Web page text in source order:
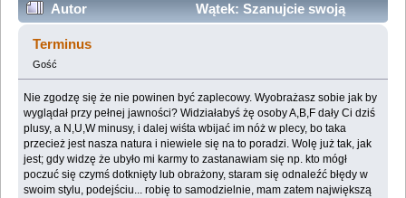
Autor
Wątek: Szanujcie swoją
karmę ;-) (Przeczytany 168335 razy)
Terminus
Gość
Nie zgodzę się że nie powinen być zaplecowy. Wyobrażasz sobie jak by
wyglądał przy pełnej jawności? Widziałabyś żę osoby A,B,F dały Ci dziś
plusy, a N,U,W minusy, i dalej wiśta wbijać im nóż w plecy, bo taka
przecież jest nasza natura i niewiele się na to poradzi. Wolę już tak, jak
jest; gdy widzę że ubyło mi karmy to zastanawiam się np. kto mógł
poczuć się czymś dotknięty lub obrażony, staram się odnaleźć błędy w
swoim stylu, podejściu... robię to samodzielnie, mam zatem największą